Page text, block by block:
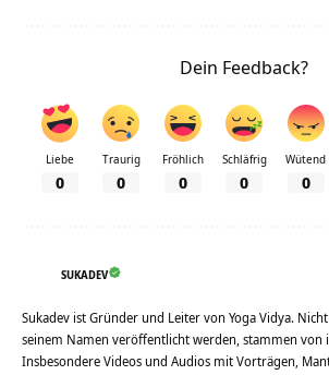
Dein Feedback?
Liebe
0
Traurig
0
Fröhlich
0
Schläfrig
0
Wütend
0
SUKADEV
Sukadev ist Gründer und Leiter von Yoga Vidya.
seinem Namen veröffentlicht werden, stammen von
Insbesondere Videos und Audios mit Vorträgen,